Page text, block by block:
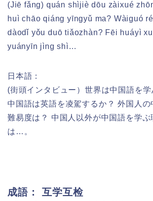
(Jiē fǎng) quán shìjiè dōu zàixué
huì chāo qiáng yīngyǔ ma? Wàiguó
dàodǐ yǒu duō tiǎozhàn? Fēi huáyì
yuányīn jìng shì…
日本語：
(街頭インタビュー）世界は中国語を学
中国語は英語を凌駕するか？ 外国人
難易度は？ 中国人以外が中国語を学ぶ
は…。
成語： 互学互检